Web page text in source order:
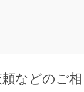
頼などのご相